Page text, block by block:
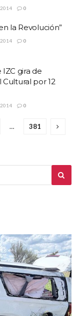
0
la Revolución”
0
IZC gira de
por 12
0
… 381